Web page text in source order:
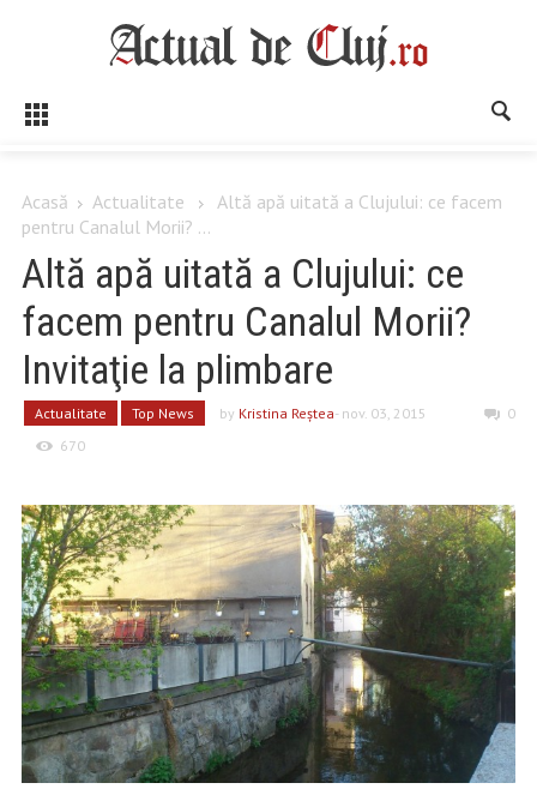
Acasă Actualitate
Altă apă uitată a Clujului: ce facem
pentru Canalul Morii? ...
Altă apă uitată a Clujului: ce
facem pentru Canalul Morii?
Invitaţie la plimbare
Actualitate Top News by Kristina Reştea- nov. 03, 2015
0
670